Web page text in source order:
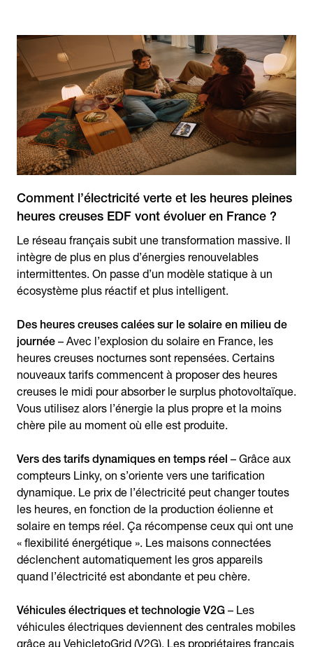
Comment l’électricité verte et les heures pleines
heures creuses EDF vont évoluer en France ?
Le réseau français subit une transformation massive. Il
intègre de plus en plus d’énergies renouvelables
intermittentes. On passe d’un modèle statique à un
écosystème plus réactif et plus intelligent.
Des heures creuses calées sur le solaire en milieu de
journée – Avec l’explosion du solaire en France, les
heures creuses nocturnes sont repensées. Certains
nouveaux tarifs commencent à proposer des heures
creuses le midi pour absorber le surplus photovoltaïque.
Vous utilisez alors l’énergie la plus propre et la moins
chère pile au moment où elle est produite.
Vers des tarifs dynamiques en temps réel – Grâce aux
compteurs Linky, on s’oriente vers une tarification
dynamique. Le prix de l’électricité peut changer toutes
les heures, en fonction de la production éolienne et
solaire en temps réel. Ça récompense ceux qui ont une
« flexibilité énergétique ». Les maisons connectées
déclenchent automatiquement les gros appareils
quand l’électricité est abondante et peu chère.
Véhicules électriques et technologie V2G – Les
véhicules électriques deviennent des centrales mobiles
grâce au VehicletoGrid (V2G). Les propriétaires français